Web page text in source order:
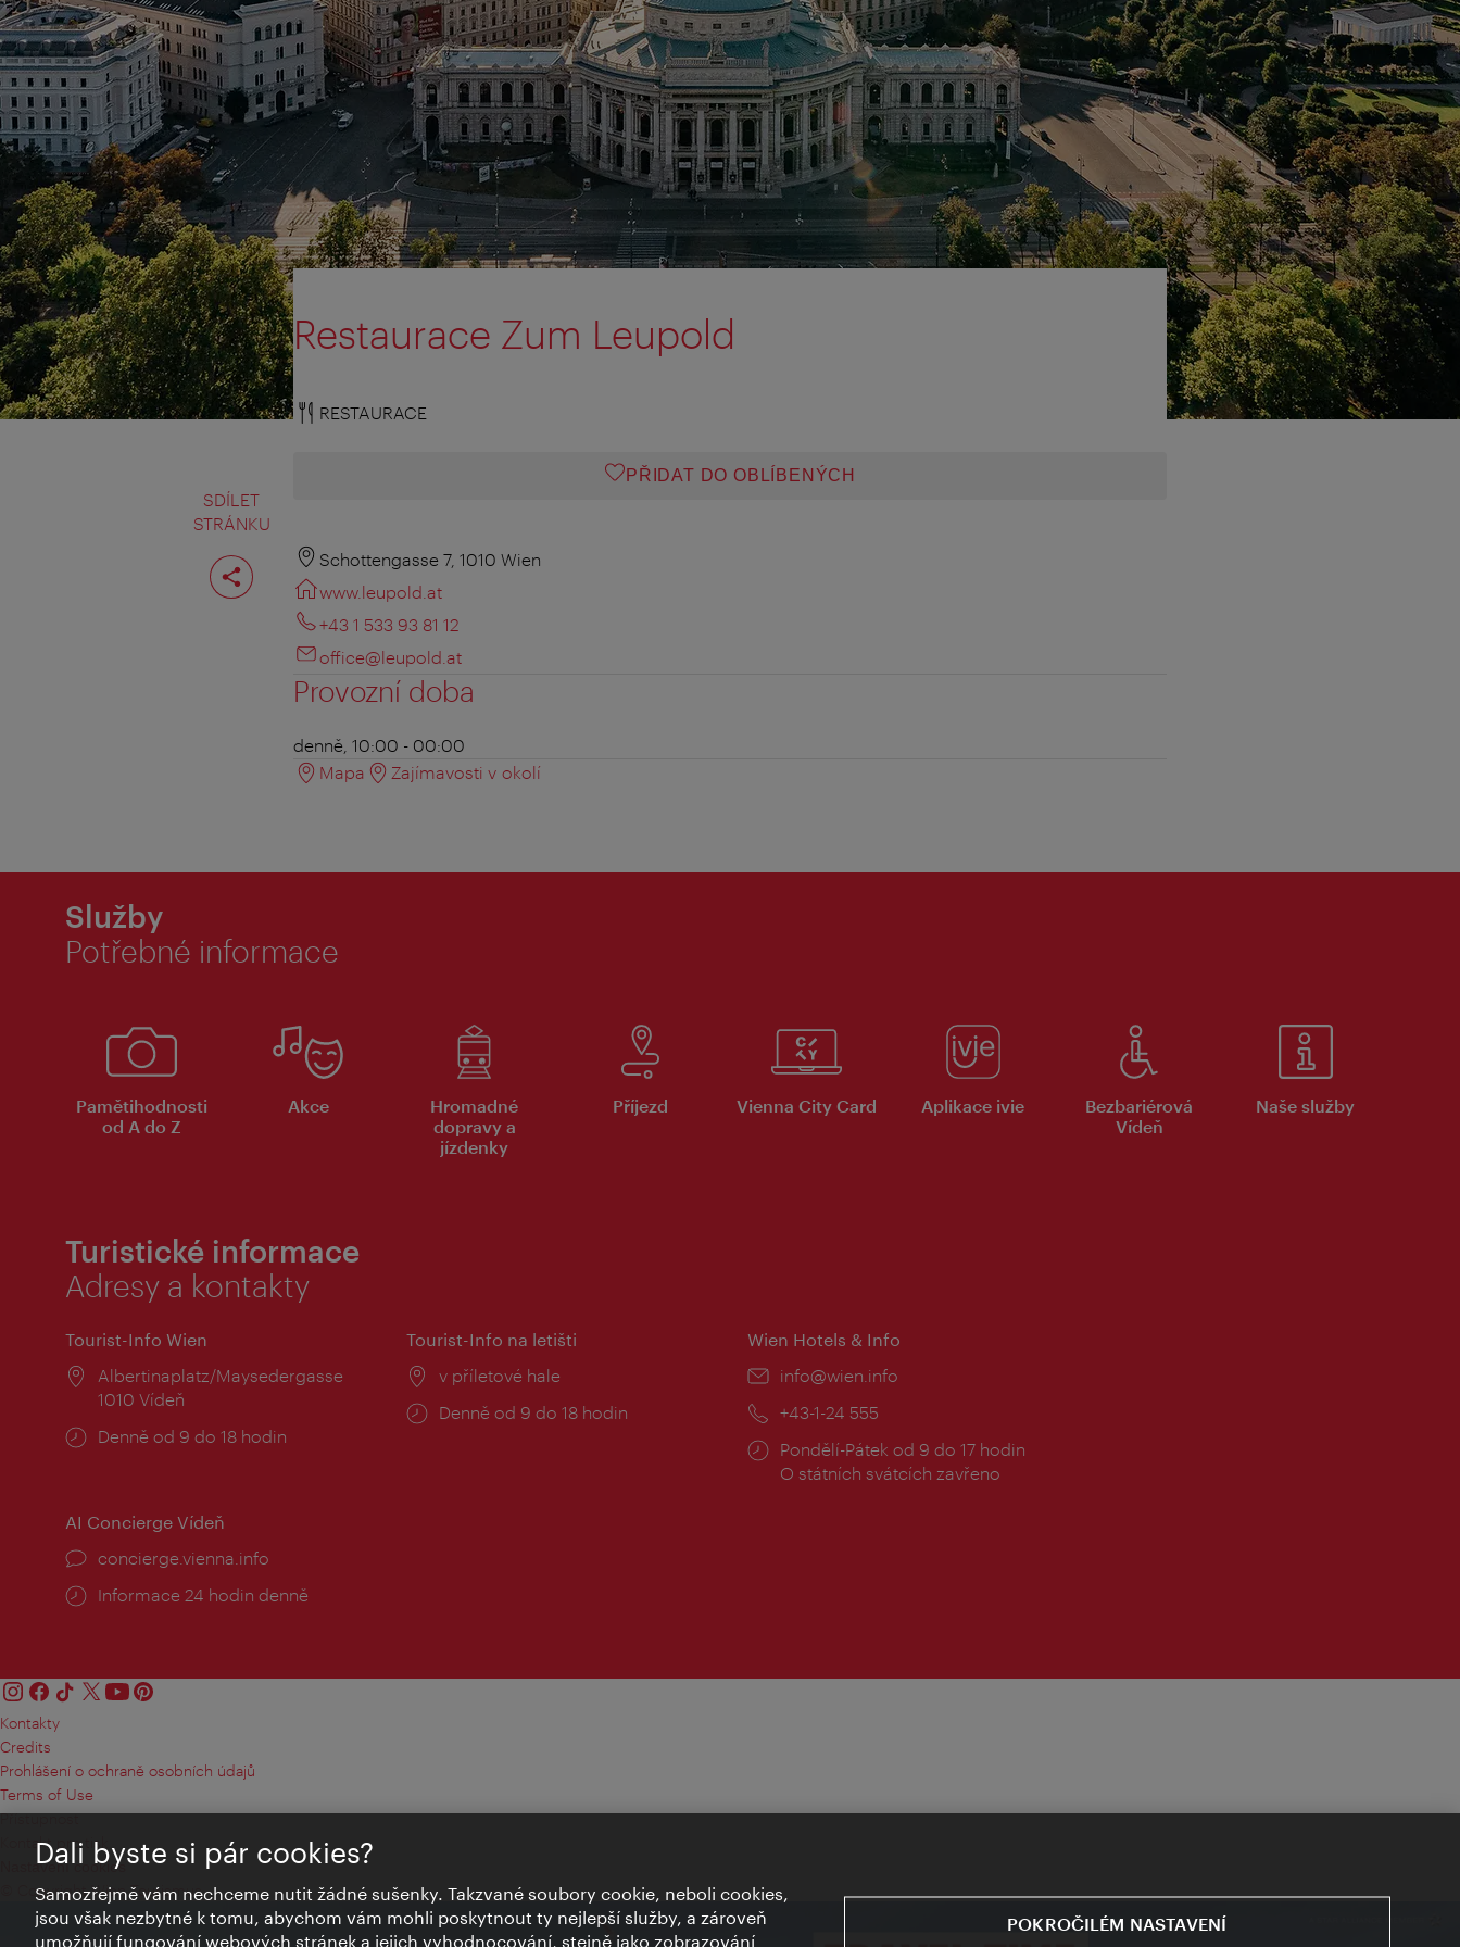
SDÍLET
STRÁNKU
Rozdělit
stranu
Restaurace Zum Leupold
RESTAURACE
PŘIDAT DO OBLÍBENÝCH
Schottengasse 7, 1010 Wien
www.leupold.at
+43 1 533 93 81 12
office@leupold.at
Provozní doba
denně, 10:00 - 00:00
Mapa
Zajímavosti v okolí
Služby
Potřebné informace
Pamětihodnosti
od A do Z
Akce
Hromadné
dopravy a
jízdenky
Příjezd Vienna City Card Aplikace ivie
Bezbariérová
Vídeň
Naše služby
Turistické informace
Adresy a kontakty
Tourist-Info Wien
Místo:
Albertinaplatz/Maysedergasse
1010 Vídeň
Provozní
Denně od 9 do 18 hodin
Tourist-Info na letišti
Místo:
v příletové hale
Provozní
Denně od 9 do 18 hodin
Wien Hotels & Info
E-
info@wien.info
Telefon:
+43-1-24 555
Provozní
doba:
Pondělí-Pátek od 9 do 17 hodin
O státních svátcích zavřeno
AI Concierge Vídeň
concierge.vienna.info
Informace 24 hodin denně
Kontakty
Credits
Prohlášení o ochraně osobních údajů
Terms of Use
Přístupnost
Kontakt pro tisk
Nastavení cookies
© Copyright Wien Tourismus
Dali byste si pár cookies?
Samozřejmě vám nechceme nutit žádné sušenky. Takzvané soubory cookie, neboli cookies,
jsou však nezbytné k tomu, abychom vám mohli poskytnout ty nejlepší služby, a zároveň
umožňují fungování webových stránek a jejich vyhodnocování, stejně jako zobrazování
POKROČILÉM NASTAVENÍ